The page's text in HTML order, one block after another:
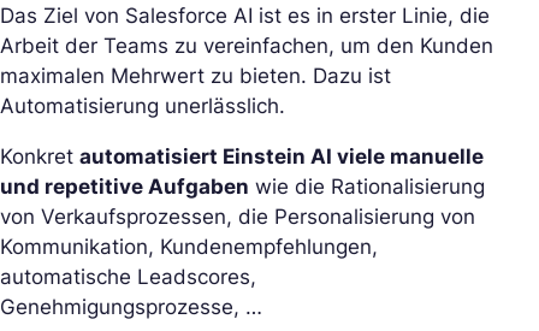
Das Ziel von Salesforce AI ist es in erster Linie, die
Arbeit der Teams zu vereinfachen, um den Kunden
maximalen Mehrwert zu bieten. Dazu ist
Automatisierung unerlässlich.
Konkret automatisiert Einstein AI viele manuelle
und repetitive Aufgaben wie die Rationalisierung
von Verkaufsprozessen, die Personalisierung von
Kommunikation, Kundenempfehlungen,
automatische Leadscores,
Genehmigungsprozesse, …